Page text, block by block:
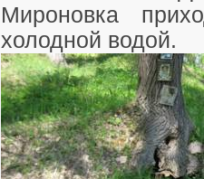
Мироновка
холодной водой.